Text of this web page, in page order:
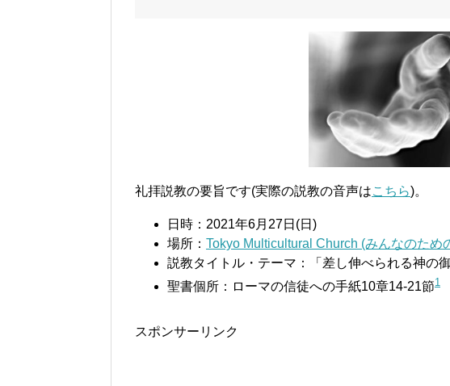
礼拝説教の要旨です(実際の説教の音声はこちら)。
日時：2021年6月27日(日)
場所： Tokyo Multicultural Church (みんなのため
説教タイトル・テーマ：「差し伸べられる神の御
聖書個所：ローマの信徒への手紙10章14-21節1
スポンサーリンク